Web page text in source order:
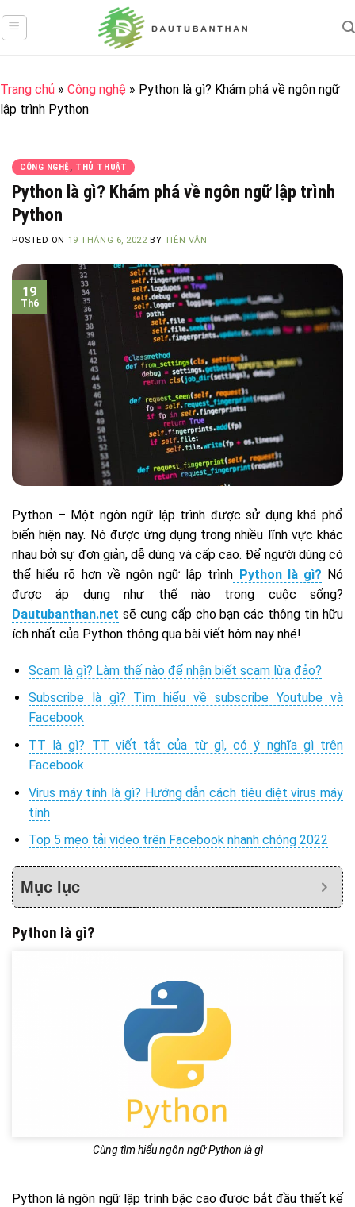
to
Trang chủ » Công nghệ » Python là gì? Khám phá về ngôn ngữ
lập trình Python
CÔNG NGHỆ, THỦ THUẬT
Python là gì? Khám phá về ngôn ngữ lập trình
Python
POSTED ON 19 THÁNG 6, 2022BY TIÊN VÂN
19
Th6
Python – Một ngôn ngữ lập trình được sử dụng khá phổ
biến hiện nay. Nó được ứng dụng trong nhiều lĩnh vực khác
nhau bởi sự đơn giản, dễ dùng và cấp cao. Để người dùng có
thể hiểu rõ hơn về ngôn ngữ lập trình Python là gì? Nó
được áp dụng như thế nào trong cuộc sống?
Dautubanthan.net sẽ cung cấp cho bạn các thông tin hữu
ích nhất của Python thông qua bài viết hôm nay nhé!
Scam là gì? Làm thế nào để nhận biết scam lừa đảo?
Subscribe là gì? Tìm hiểu về subscribe Youtube và
Facebook
TT là gì? TT viết tắt của từ gì, có ý nghĩa gì trên
Facebook
Virus máy tính là gì? Hướng dẫn cách tiêu diệt virus máy
tính
Top 5 mẹo tải video trên Facebook nhanh chóng 2022
Mục lục
Python là gì?
Cùng tìm hiểu ngôn ngữ Python là gì
Python là ngôn ngữ lập trình bậc cao được bắt đầu thiết kế